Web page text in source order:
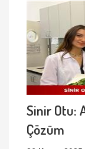
Sinir Otu:
Çözüm